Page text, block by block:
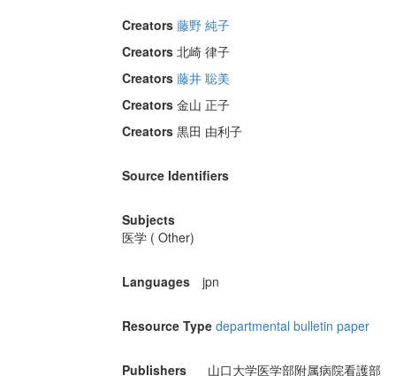
Creators 藤野 純子
Creators 北崎 律子
Creators 藤井 聡美
Creators 金山 正子
Creators 黒田 由利子
Source Identifiers
Subjects
医学 ( Other)
Languages jpn
Resource Type departmental bulletin paper
Publishers 山口大学医学部附属病院看護部